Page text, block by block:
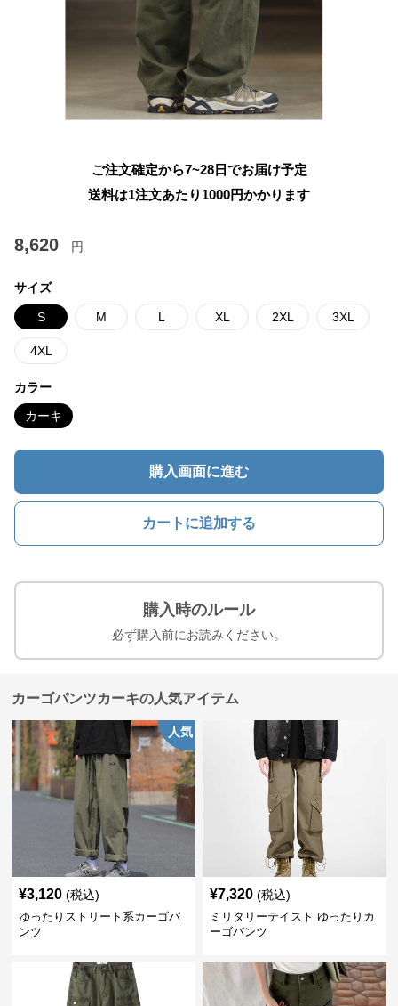
ご注文確定から7~28日でお届け予定
送料は1注文あたり 1000円かかります
8,620 円
サイズ
S M L XL 2XL 3XL
4XL
カラー
カーキ
購入画面に進む
カートに追加する
購入時のルール
必ず購入前にお読みください。
カーゴパンツカーキの人気アイテム
人気
¥3,120 (税込)
ゆったりストリート系カーゴパ
ンツ
¥7,320 (税込)
ミリタリーテイスト ゆったりカ
ーゴパンツ